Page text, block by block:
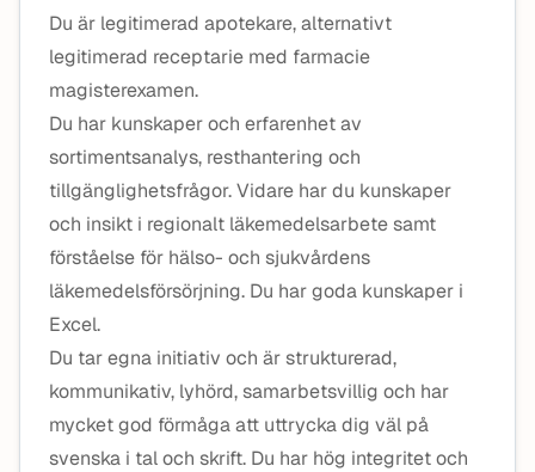
Du är legitimerad apotekare, alternativt
legitimerad receptarie med farmacie
magisterexamen.
Du har kunskaper och erfarenhet av
sortimentsanalys, resthantering och
tillgänglighetsfrågor. Vidare har du kunskaper
och insikt i regionalt läkemedelsarbete samt
förståelse för hälso- och sjukvårdens
läkemedelsförsörjning. Du har goda kunskaper i
Excel.
Du tar egna initiativ och är strukturerad,
kommunikativ, lyhörd, samarbetsvillig och har
mycket god förmåga att uttrycka dig väl på
svenska i tal och skrift. Du har hög integritet och